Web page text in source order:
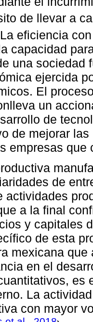
de llevar a
eficiencia
capacidad
una sociedad
ejercida
El
un
de
de mejorar
empresas que
de
actividades
a la final
y capitales
de esta
mexicana
en el
es
La
con mayor